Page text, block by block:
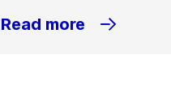
Read more